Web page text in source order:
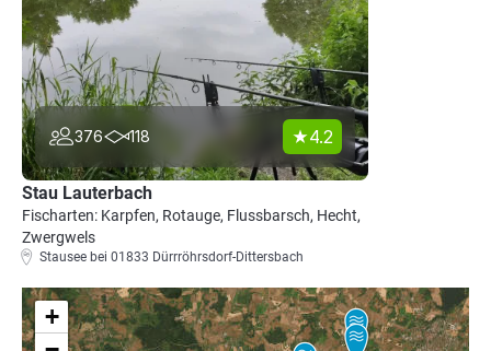
376 118 4.2
Stau Lauterbach
Fischarten: Karpfen, Rotauge, Flussbarsch, Hecht,
Zwergwels
Stausee bei 01833 Dürrröhrsdorf-Dittersbach
+